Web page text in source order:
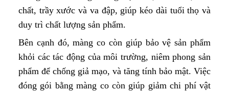
chất, trầy xước và va đập, giúp kéo dài tuổi thọ và
duy trì chất lượng sản phẩm.
Bên cạnh đó, màng co còn giúp bảo vệ sản phẩm
khỏi các tác động của môi trường, niêm phong sản
phẩm để chống giả mạo, và tăng tính bảo mật. Việc
đóng gói bằng màng co còn giúp giảm chi phí vật